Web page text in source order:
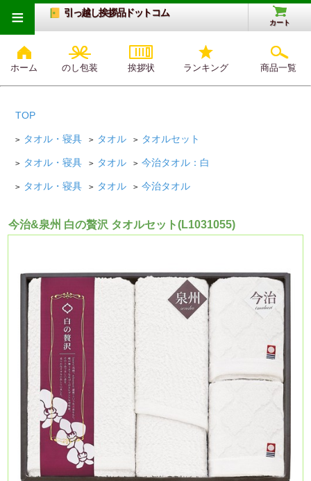
引っ越し挨拶品ドットコム
カート
ホーム のし包装 挨拶状 ランキング 商品一覧
≡
TOP
> タオル・寝具 > タオル > タオルセット
> タオル・寝具 > タオル > 今治タオル：白
> タオル・寝具 > タオル > 今治タオル
今治&泉州 白の贅沢 タオルセット(L1031055)